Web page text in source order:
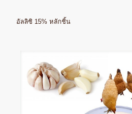
อัลลิซิ 15% หลักชิ้น